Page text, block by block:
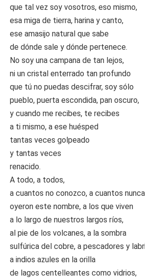
que tal vez soy vosotros, eso mismo,
esa miga de tierra, harina y canto,
ese amasijo natural que sabe
de dónde sale y dónde pertenece.
No soy una campana de tan lejos,
ni un cristal enterrado tan profundo
que tú no puedas descifrar, soy sólo
pueblo, puerta escondida, pan oscuro,
y cuando me recibes, te recibes
a ti mismo, a ese huésped
tantas veces golpeado
y tantas veces
renacido.
A todo, a todos,
a cuantos no conozco, a cuantos nunca
oyeron este nombre, a los que viven
a lo largo de nuestros largos ríos,
al pie de los volcanes, a la sombra
sulfúrica del cobre, a pescadores y
a indios azules en la orilla
de lagos centelleantes como vidrios,